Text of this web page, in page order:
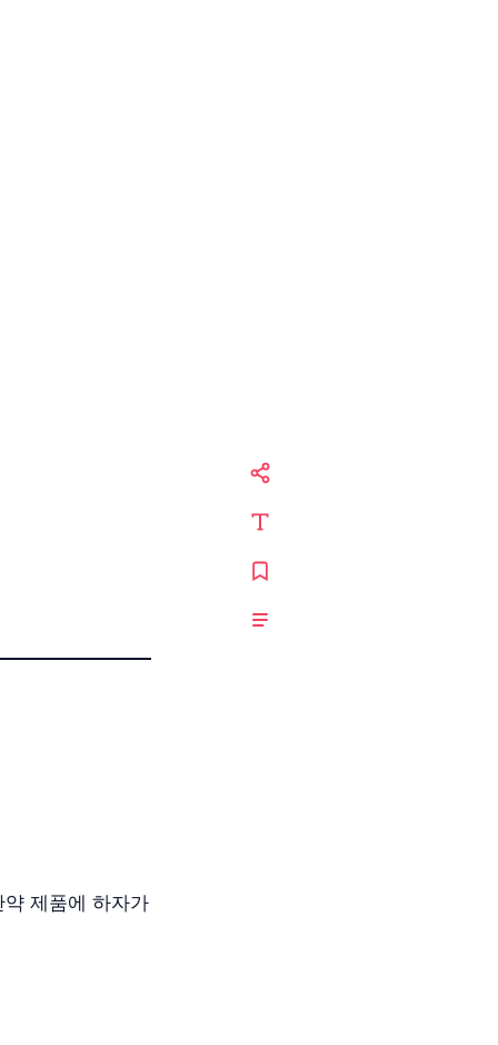
약 제품에 하자가